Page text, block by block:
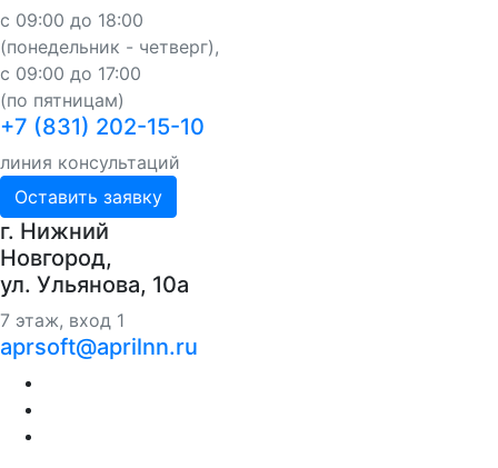
с 09:00 до 18:00
(понедельник - четверг),
с 09:00 до 17:00
(по пятницам)
+7 (831) 202-15-10
линия консультаций
Оставить заявку
г. Нижний
Новгород,
ул. Ульянова, 10a
7 этаж, вход 1
aprsoft@aprilnn.ru